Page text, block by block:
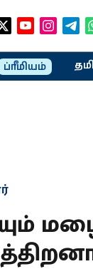
ப்ரீமியம்